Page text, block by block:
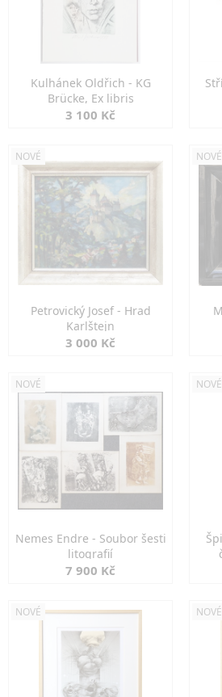
Kulhánek Oldřich - KG
Brücke, Ex libris
3 100 Kč
NOVÉ
Petrovický Josef - Hrad
Karlštejn
3 000 Kč
NOVÉ
NOVÉ
Nemes Endre - Soubor šesti
litografií
7 900 Kč
NOVÉ
NOVÉ NOVÉ